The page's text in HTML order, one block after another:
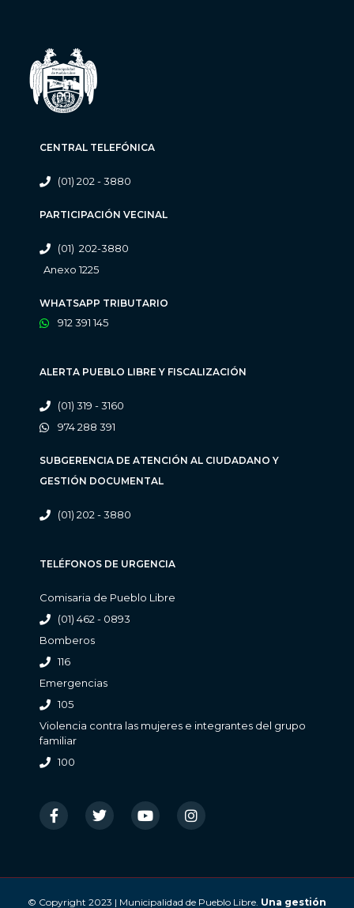
CENTRAL TELEFÓNICA
(01) 202 - 3880
PARTICIPACIÓN VECINAL
(01) 202-3880
Anexo 1225
WHATSAPP TRIBUTARIO
912 391 145
ALERTA PUEBLO LIBRE Y FISCALIZACIÓN
(01) 319 - 3160
974 288 391
SUBGERENCIA DE ATENCIÓN AL CIUDADANO Y
GESTIÓN DOCUMENTAL
(01) 202 - 3880
TELÉFONOS DE URGENCIA
Comisaria de Pueblo Libre
(01) 462 - 0893
Bomberos
116
Emergencias
105
Violencia contra las mujeres e integrantes del grupo
familiar
100
© Copyright 2023 | Municipalidad de Pueblo Libre. Una gestión